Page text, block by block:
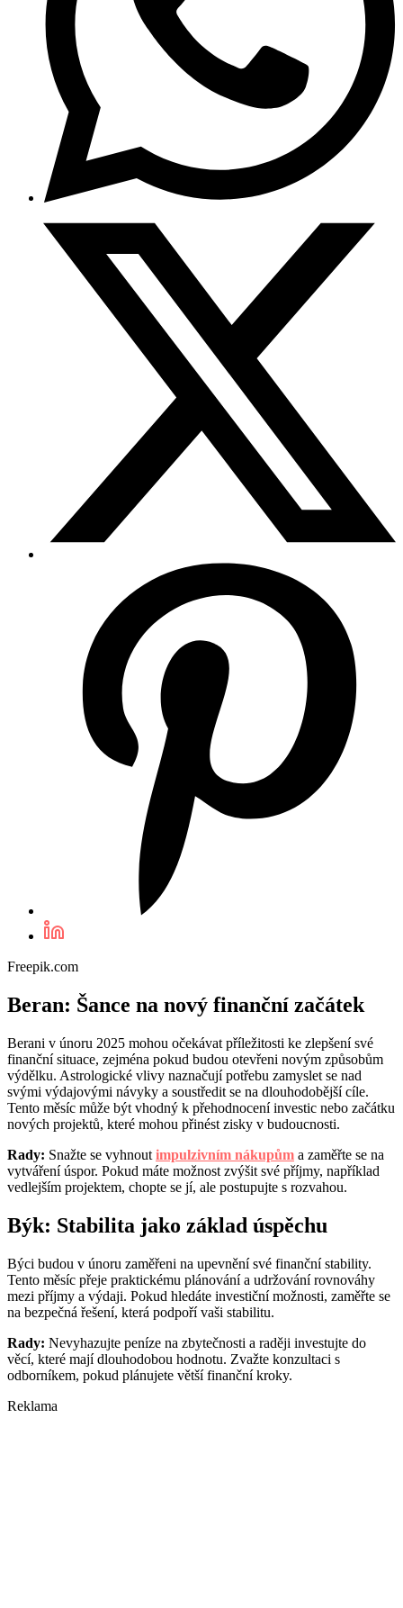
Freepik.com
Beran: Šance na nový finanční začátek
Berani v únoru 2025 mohou očekávat příležitosti ke zlepšení své
finanční situace, zejména pokud budou otevřeni novým způsobům
výdělku. Astrologické vlivy naznačují potřebu zamyslet se nad
svými výdajovými návyky a soustředit se na dlouhodobější cíle.
Tento měsíc může být vhodný k přehodnocení investic nebo začátku
nových projektů, které mohou přinést zisky v budoucnosti.
Rady: Snažte se vyhnout impulzivním nákupům a zaměřte se na
vytváření úspor. Pokud máte možnost zvýšit své příjmy, například
vedlejším projektem, chopte se jí, ale postupujte s rozvahou.
Býk: Stabilita jako základ úspěchu
Býci budou v únoru zaměřeni na upevnění své finanční stability.
Tento měsíc přeje praktickému plánování a udržování rovnováhy
mezi příjmy a výdaji. Pokud hledáte investiční možnosti, zaměřte se
na bezpečná řešení, která podpoří vaši stabilitu.
Rady: Nevyhazujte peníze na zbytečnosti a raději investujte do
věcí, které mají dlouhodobou hodnotu. Zvažte konzultaci s
odborníkem, pokud plánujete větší finanční kroky.
Reklama